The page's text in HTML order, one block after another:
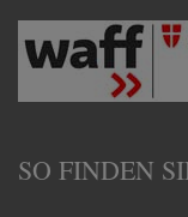
SO FINDEN